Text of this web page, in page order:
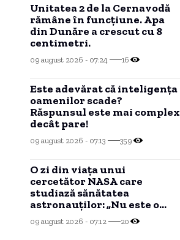
Unitatea 2 de la Cernavodă
rămâne în funcțiune. Apa
din Dunăre a crescut cu 8
centimetri.
09 august 2026 - 07:24 16
Este adevărat că inteligența
oamenilor scade?
Răspunsul este mai complex
decât pare!
09 august 2026 - 07:13 359
O zi din viața unui
cercetător NASA care
studiază sănătatea
astronauților: „Nu este o
știință complicată”
09 august 2026 - 07:12 20